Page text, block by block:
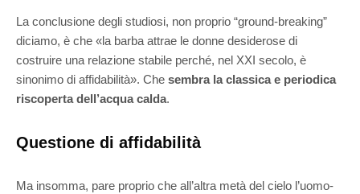
La conclusione degli studiosi, non proprio “ground-breaking”
diciamo, è che «la barba attrae le donne desiderose di
costruire una relazione stabile perché, nel XXI secolo, è
sinonimo di affidabilità». Che sembra la classica e periodica
riscoperta dell’acqua calda.
Questione di affidabilità
Ma insomma, pare proprio che all’altra metà del cielo l’uomo-